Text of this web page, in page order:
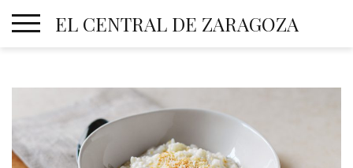
EL CENTRAL DE ZARAGOZA